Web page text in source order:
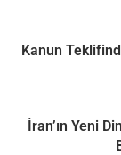
Kanun
İran’ın Yeni